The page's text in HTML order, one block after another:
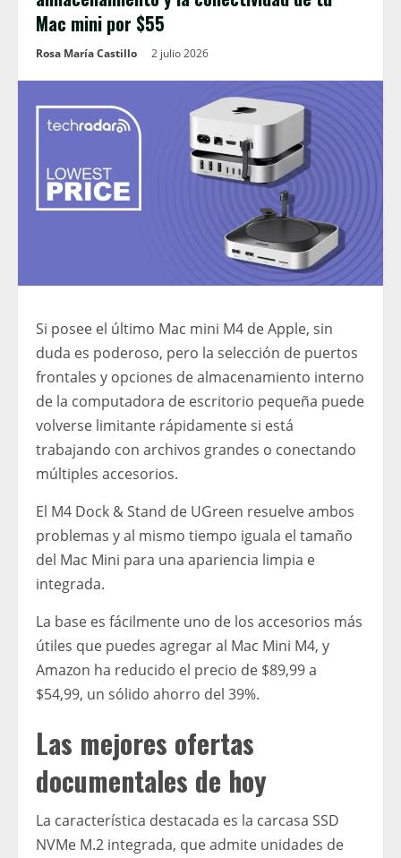
Mac mini por $55
Rosa María Castillo 2 julio 2026
Si posee el último Mac mini M4 de Apple, sin
duda es poderoso, pero la selección de puertos
frontales y opciones de almacenamiento interno
de la computadora de escritorio pequeña puede
volverse limitante rápidamente si está
trabajando con archivos grandes o conectando
múltiples accesorios.
El M4 Dock & Stand de UGreen resuelve ambos
problemas y al mismo tiempo iguala el tamaño
del Mac Mini para una apariencia limpia e
integrada.
La base es fácilmente uno de los accesorios más
útiles que puedes agregar al Mac Mini M4, y
Amazon ha reducido el precio de $89,99 a
$54,99, un sólido ahorro del 39%.
Las mejores ofertas
documentales de hoy
La característica destacada es la carcasa SSD
NVMe M.2 integrada, que admite unidades de